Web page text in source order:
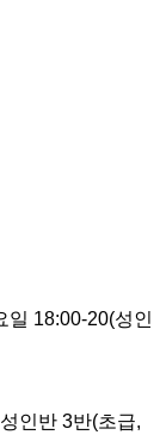
일 18:00-20(성인
인반 3반(초급,